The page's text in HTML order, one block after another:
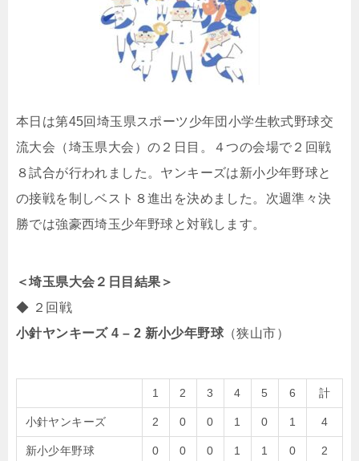
本日は第45回埼玉県スポーツ少年団小学生軟式野球交
流大会（埼玉県大会）の２日目。４つの会場で２回戦
８試合が行われました。ヤンキーズは新小少年野球と
の接戦を制しベスト８進出を決めました。次週準々決
勝では強豪西埼玉少年野球と対戦します。
＜埼玉県大会２日目 結果 ＞
◆ ２回戦
小針ヤンキーズ 4 – 2 新小少年野球 （狭山市）
1 2 3 4 5 6 計
小針ヤンキーズ 2 0 0 1 0 1 4
新小少年野球 0 0 0 1 1 0 2